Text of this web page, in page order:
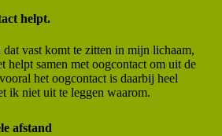
helpt.
vast komt te zitten in mijn lichaam,
helpt samen met oogcontact om uit de
het oogcontact is daarbij heel
ik niet uit te leggen waarom.
afstand